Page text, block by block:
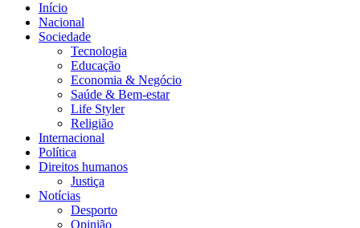
Início
Nacional
Sociedade
Tecnologia
Educação
Economia & Negócio
Saúde & Bem-estar
Life Styler
Religião
Internacional
Política
Direitos humanos
Justiça
Notícias
Desporto
Opinião